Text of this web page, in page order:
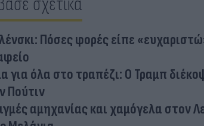
Πόσες φορές είπε
για όλα στο τραπέζι: Ο Τραμπ
Πούτιν
αμηχανίας και χαμόγελα στον